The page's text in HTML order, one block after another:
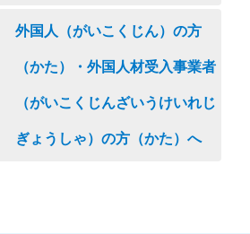
外国人（がいこくじん）の方
（かた）・外国人材受入事業者
（がいこくじんざいうけいれじ
ぎょうしゃ）の方（かた）へ